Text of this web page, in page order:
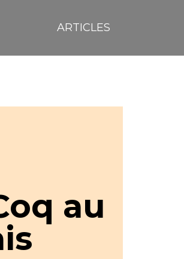
ARTICLES
au